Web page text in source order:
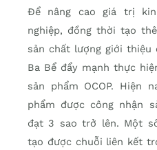
Để nâng cao giá trị
nghiệp, đồng thời tạo
sản chất lượng giới thiệu
Ba Bể đẩy mạnh thực
sản phẩm OCOP. Hiện
phẩm được công nhận
đạt 3 sao trở lên. Một
tạo được chuỗi liên kết